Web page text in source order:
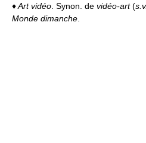
♦Art vidéo . Synon. de vidéo-art(
Monde dimanche